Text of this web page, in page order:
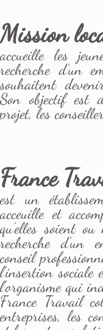
Mission
accueille les
recherche d’un
souhaitent
Son objectif est
projet, les
France
est un
acceuille et
qu’elles soient
recherche d’un
conseil
l’insertion sociale
l'organisme qui
France Travail
entreprises, les